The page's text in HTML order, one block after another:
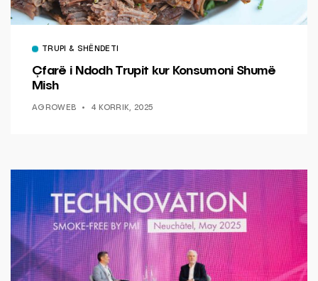
TRUPI & SHËNDETI
Çfarë i Ndodh Trupit kur Konsumoni Shumë
Mish
AGROWEB 4 KORRIK, 2025